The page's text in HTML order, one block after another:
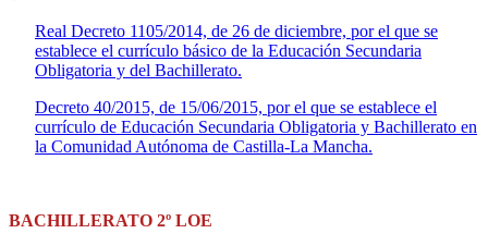
Real Decreto 1105/2014, de 26 de diciembre, por el que se
establece el currículo básico de la Educación Secundaria
Obligatoria y del Bachillerato.
Decreto 40/2015, de 15/06/2015, por el que se establece el
currículo de Educación Secundaria Obligatoria y Bachillerato en
la Comunidad Autónoma de Castilla-La Mancha.
BACHILLERATO 2º LOE